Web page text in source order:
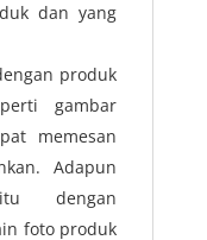
dan yang
produk
gambar
memesan
Adapun
dengan
foto produk